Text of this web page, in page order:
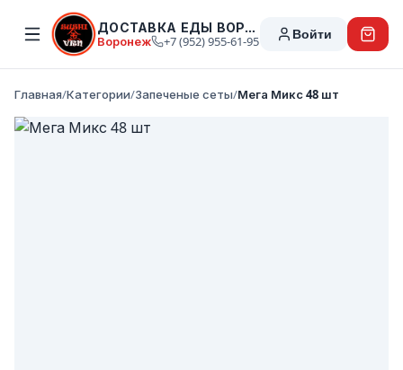
ДОСТАВКА ЕДЫ ВОРОНЕЖ
Воронеж +7 (952) 955-61-95 Войти
Главная/Категории/Запеченые сеты/Мега Микс 48 шт